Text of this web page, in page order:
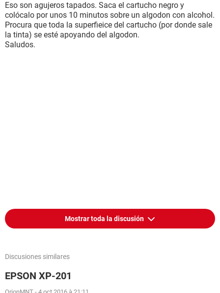
Eso son agujeros tapados. Saca el cartucho negro y
colócalo por unos 10 minutos sobre un algodon con alcohol.
Procura que toda la superfieice del cartucho (por donde sale
la tinta) se esté apoyando del algodon.
Saludos.
Mostrar toda la discusión
Discusiones similares
EPSON XP-201